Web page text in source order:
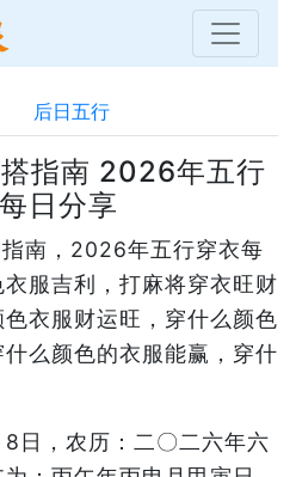
后日五行
指南 2026年五行
日分享
南，2026年五行穿衣每
服吉利，打麻将穿衣旺财
衣服财运旺，穿什么颜色
么颜色的衣服能赢，穿什
日，农历：二〇二六年六